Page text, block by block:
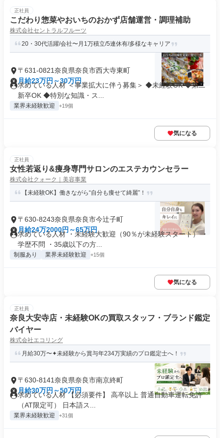
正社員
こだわり惣菜やおいちのおかず店舗運営・調理補助
株式会社セントラルフルーツ
20・30代活躍/会社〜月1万積立/5連休有/多様なキャリア
〒631-0821奈良県奈良市西大寺東町
月給23万円～30万円
求めている人材 ＜事業拡大に伴う募集＞ ◆未経験OK ◆第二
新卒OK ◆特別な知識・ス...
業界未経験歓迎 +19個
気になる
正社員
女性若返り&痩身専門サロンのエステカウンセラー
株式会社クォーク｜美容事業
【未経験OK】働きながら“自分も痩せて綺麗”！
〒630-8243奈良県奈良市今辻子町
月給24万2000円～65万円
求めている人材 ・未経験大歓迎（90％が未経験スタート） ・
学歴不問 ・35歳以下の方...
制服あり 業界未経験歓迎 +15個
気になる
正社員
奈良大安寺店・未経験OKの買取スタッフ・ブランド鑑定
バイヤー
株式会社エコリング
月給30万〜✦未経験から賞与年234万実績のプロ鑑定士へ！
〒630-8141奈良県奈良市南京終町
月給30万円～50万円
求めている人材 【必須要件】 高卒以上 普通自動車運転免許
（AT限定可） 日本語ス...
業界未経験歓迎 +31個